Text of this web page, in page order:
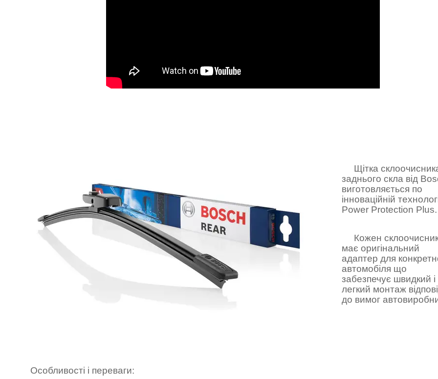
Щітка
заднього скла від
виготовляється по
інноваційній
Power Protection Plus.
Кожен
має оригінальний
адаптер для
автомобіля що
забезпечує швидкий і
легкий монтаж
до вимог
Особливості і переваги: